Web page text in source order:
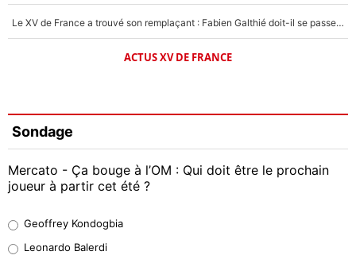
Le XV de France a trouvé son remplaçant : Fabien Galthié doit-il se passer d'Antoine Dupont ?
ACTUS XV DE FRANCE
Sondage
Mercato - Ça bouge à l’OM : Qui doit être le prochain
joueur à partir cet été ?
38%
Geoffrey Kondogbia
Leonardo Balerdi